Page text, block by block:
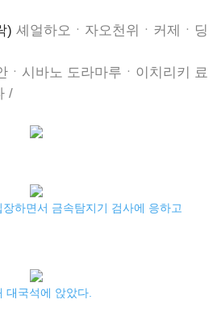
) 셰얼하오ㆍ자오천위ㆍ커제ㆍ딩
ㆍ시바노 도라마루ㆍ이치리키 료
/
하면서 금속탐지기 검사에 응하고
국석에 앉았다.